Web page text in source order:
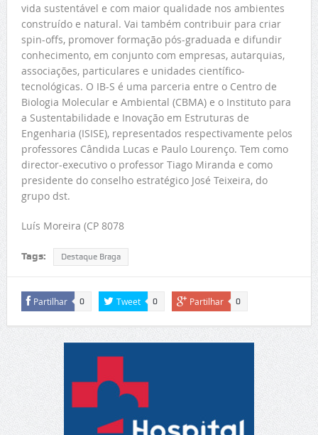
vida sustentável e com maior qualidade nos ambientes
construído e natural. Vai também contribuir para criar
spin-offs, promover formação pós-graduada e difundir
conhecimento, em conjunto com empresas, autarquias,
associações, particulares e unidades científico-
tecnológicas. O IB-S é uma parceria entre o Centro de
Biologia Molecular e Ambiental (CBMA) e o Instituto para
a Sustentabilidade e Inovação em Estruturas de
Engenharia (ISISE), representados respectivamente pelos
professores Cândida Lucas e Paulo Lourenço. Tem como
director-executivo o professor Tiago Miranda e como
presidente do conselho estratégico José Teixeira, do
grupo dst.
Luís Moreira (CP 8078
Tags: Destaque Braga
Partilhar 0 Tweet 0 Partilhar 0